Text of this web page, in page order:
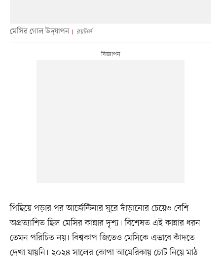
মেসির গোল উদ্‌যাপন রয়টার্স
পিছিয়ে পড়ার পর আর্জেন্টিনার ঘুরে দাঁড়ানোর চেয়েও বেশি
অপ্রত্যাশিত ছিল মেসির কান্নার দৃশ্য। বিশেষত এই কান্নার ধরন
তেমন পরিচিত নয়। বিশ্বকাপ জিতেও মেসিকে এভাবে কাঁদতে
দেখা যায়নি। ২০২৪ সালের কোপা আমেরিকায় চোট নিয়ে মাঠ